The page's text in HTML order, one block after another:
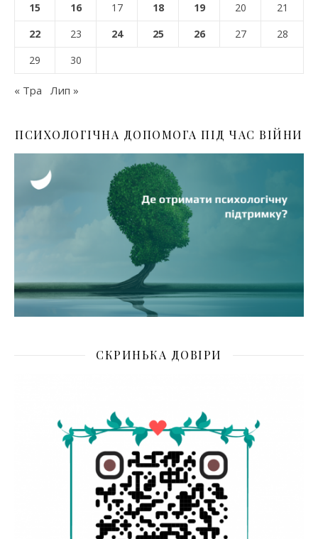
15
16 17 18 19 20
21
22
23 24 25 26 27
28
29
30
« Тра Лип »
ПСИХОЛОГІЧНА ДОПОМОГА ПІД ЧАС ВІЙНИ
СКРИНЬКА ДОВІРИ